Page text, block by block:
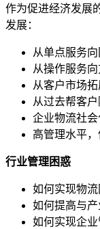
作为促进经济发展
发展：
从单点服务
从操作服务
从客户市场
从过去帮客
企业物流社
高管理水平
行业管理困惑
如何实现物流
如何提高与产
如何实现企业